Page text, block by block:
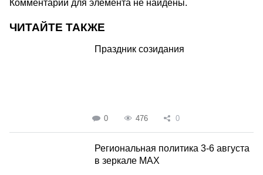
Комментарии для элемента не найдены.
ЧИТАЙТЕ ТАКЖЕ
Праздник созидания
0 476 0
Региональная политика 3-6 августа
в зеркале MAX